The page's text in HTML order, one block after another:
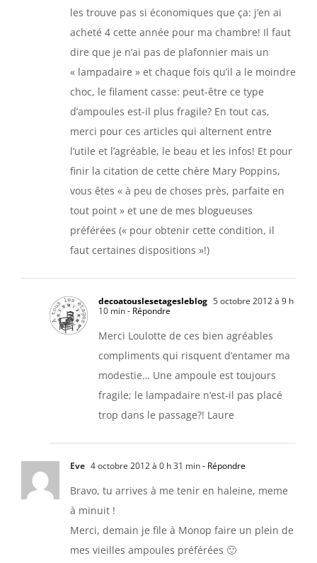
les trouve pas si économiques que ça: j’en ai
acheté 4 cette année pour ma chambre! Il faut
dire que je n’ai pas de plafonnier mais un
« lampadaire » et chaque fois qu’il a le moindre
choc, le filament casse: peut-être ce type
d’ampoules est-il plus fragile? En tout cas,
merci pour ces articles qui alternent entre
l’utile et l’agréable, le beau et les infos! Et pour
finir la citation de cette chère Mary Poppins,
vous êtes « à peu de choses près, parfaite en
tout point » et une de mes blogueuses
préférées (« pour obtenir cette condition, il
faut certaines dispositions »!)
decoatouslesetagesleblog 5 octobre 2012 à 9 h
10 min- Répondre
Merci Loulotte de ces bien agréables
compliments qui risquent d’entamer ma
modestie… Une ampoule est toujours
fragile; le lampadaire n’est-il pas placé
trop dans le passage?! Laure
Eve 4 octobre 2012 à 0 h 31 min- Répondre
Bravo, tu arrives à me tenir en haleine, meme
à minuit !
Merci, demain je file à Monop faire un plein de
mes vieilles ampoules préférées 🙂